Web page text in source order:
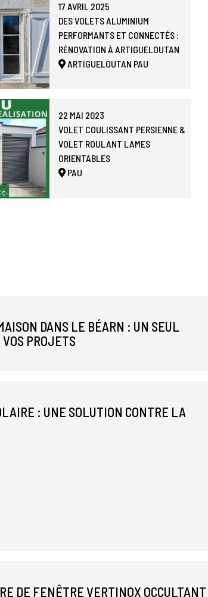
17 AVRIL 2025
DES VOLETS ALUMINIUM
PERFORMANTS ET CONNECTÉS :
RÉNOVATION À ARTIGUELOUTAN
ARTIGUELOUTAN PAU
22 MAI 2023
VOLET COULISSANT PERSIENNE &
VOLET ROULANT LAMES
ORIENTABLES
PAU
DANS LE BÉARN : UN SEUL
PROJETS
: UNE SOLUTION CONTRE LA
DE FENÊTRE VERTINOX OCCULTANT